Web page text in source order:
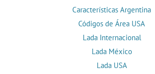
Características Argentina
Códigos de Área USA
Lada Internacional
Lada México
Lada USA